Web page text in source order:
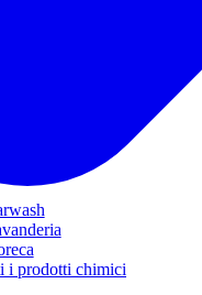
i prodotti chimici